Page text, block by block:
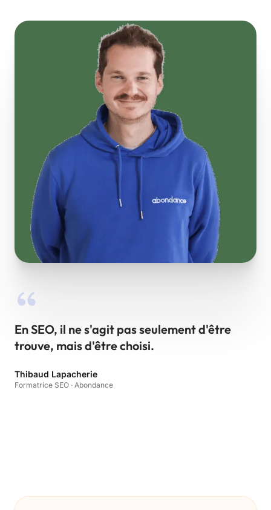
En SEO, il ne s'agit pas seulement d'être
trouve, mais d'être choisi.
Thibaud Lapacherie
Formatrice SEO · Abondance